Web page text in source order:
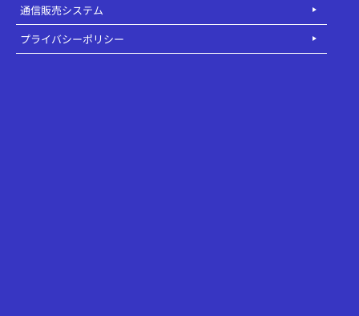
通信販売システム
プライバシーポリシー